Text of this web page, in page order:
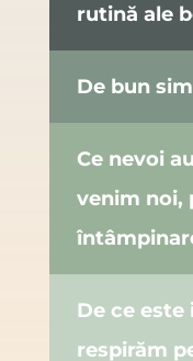
rutină ale
De bun
Ce nevoi
venim noi,
De ce
respirăm